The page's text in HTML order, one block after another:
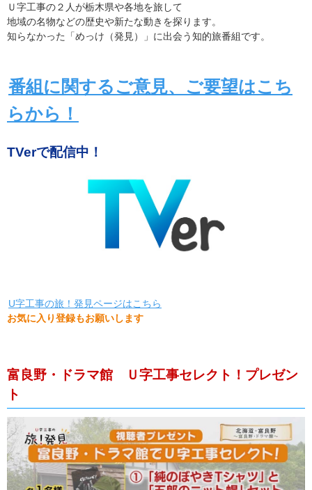
Ｕ字工事の２人が栃木県や各地を旅して
地域の名物などの歴史や新たな動きを探ります。
知らなかった「めっけ（発見）」に出会う知的旅番組です。
番組に関するご意見、ご要望はこち
らから！
TVerで配信中！
U字工事の旅！発見ページはこちら
お気に入り登録もお願いします
富良野・ドラマ館 Ｕ字工事セレクト！プレゼン
ト